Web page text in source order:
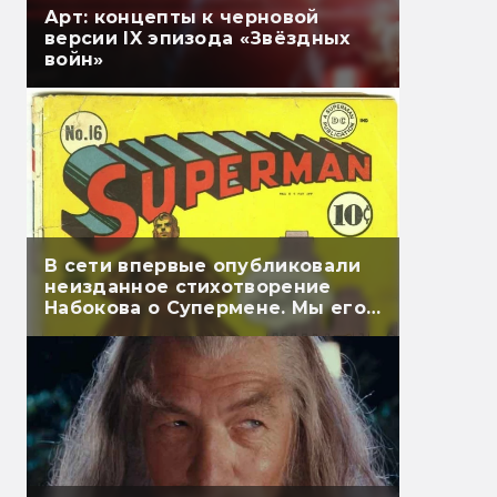
Арт: концепты к черновой
версии IX эпизода «Звёздных
войн»
В сети впервые опубликовали
неизданное стихотворение
Набокова о Супермене. Мы его
перевели